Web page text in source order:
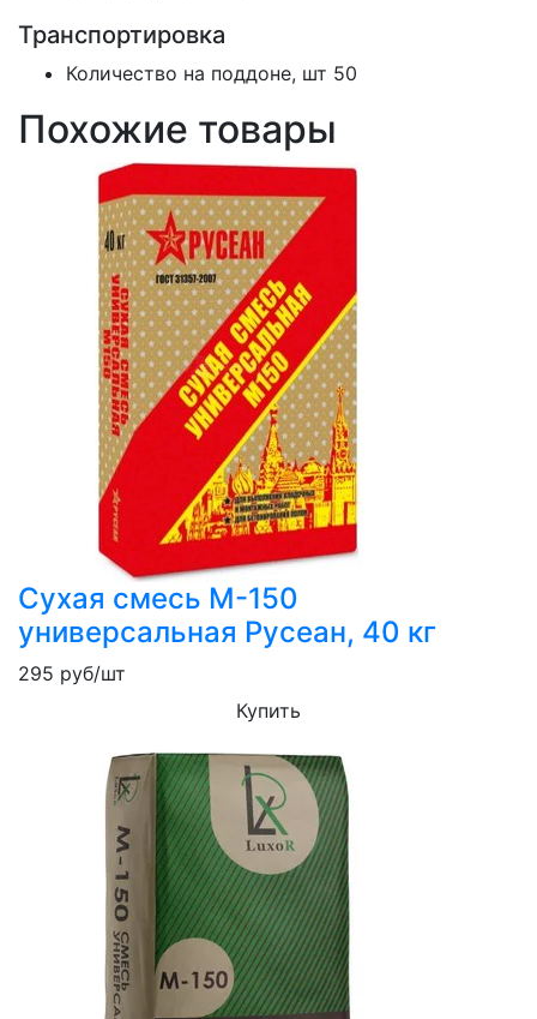
Транспортировка
Количество на поддоне, шт 50
Похожие товары
Сухая смесь М-150
универсальная Русеан, 40 кг
295 руб/шт
Купить